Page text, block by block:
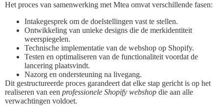
Het proces van samenwerking met Mtea omvat verschillende fasen:
Intakegesprek om de doelstellingen vast te stellen.
Ontwikkeling van unieke designs die de merkidentiteit
weerspiegelen.
Technische implementatie van de webshop op Shopify.
Testen en optimaliseren van de functionaliteit voordat de
lancering plaatsvindt.
Nazorg en ondersteuning na livegang.
Dit gestructureerde proces garandeert dat elke stap gericht is op het
realiseren van een professionele Shopify webshop die aan alle
verwachtingen voldoet.